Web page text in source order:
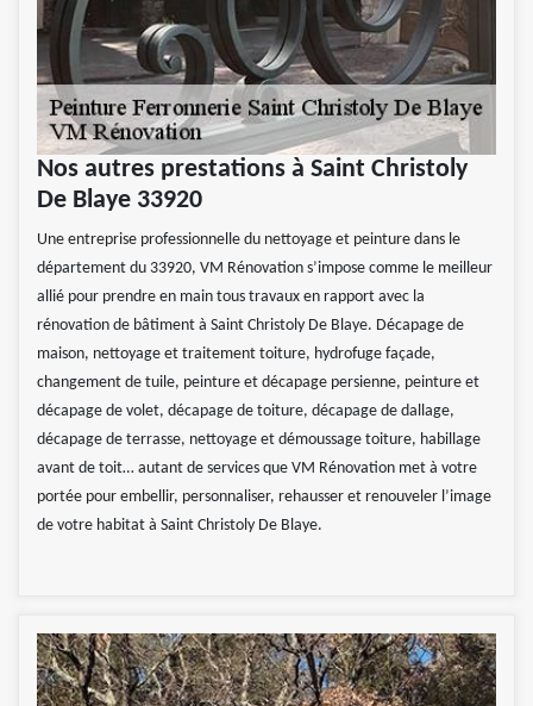
Nos autres prestations à Saint Christoly
De Blaye 33920
Une entreprise professionnelle du nettoyage et peinture dans le
département du 33920, VM Rénovation s’impose comme le meilleur
allié pour prendre en main tous travaux en rapport avec la
rénovation de bâtiment à Saint Christoly De Blaye. Décapage de
maison, nettoyage et traitement toiture, hydrofuge façade,
changement de tuile, peinture et décapage persienne, peinture et
décapage de volet, décapage de toiture, décapage de dallage,
décapage de terrasse, nettoyage et démoussage toiture, habillage
avant de toit… autant de services que VM Rénovation met à votre
portée pour embellir, personnaliser, rehausser et renouveler l’image
de votre habitat à Saint Christoly De Blaye.